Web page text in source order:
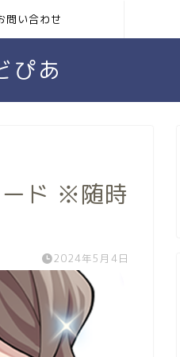
問い合わせ
ぴあ
ード ※随時
2024年5月4日